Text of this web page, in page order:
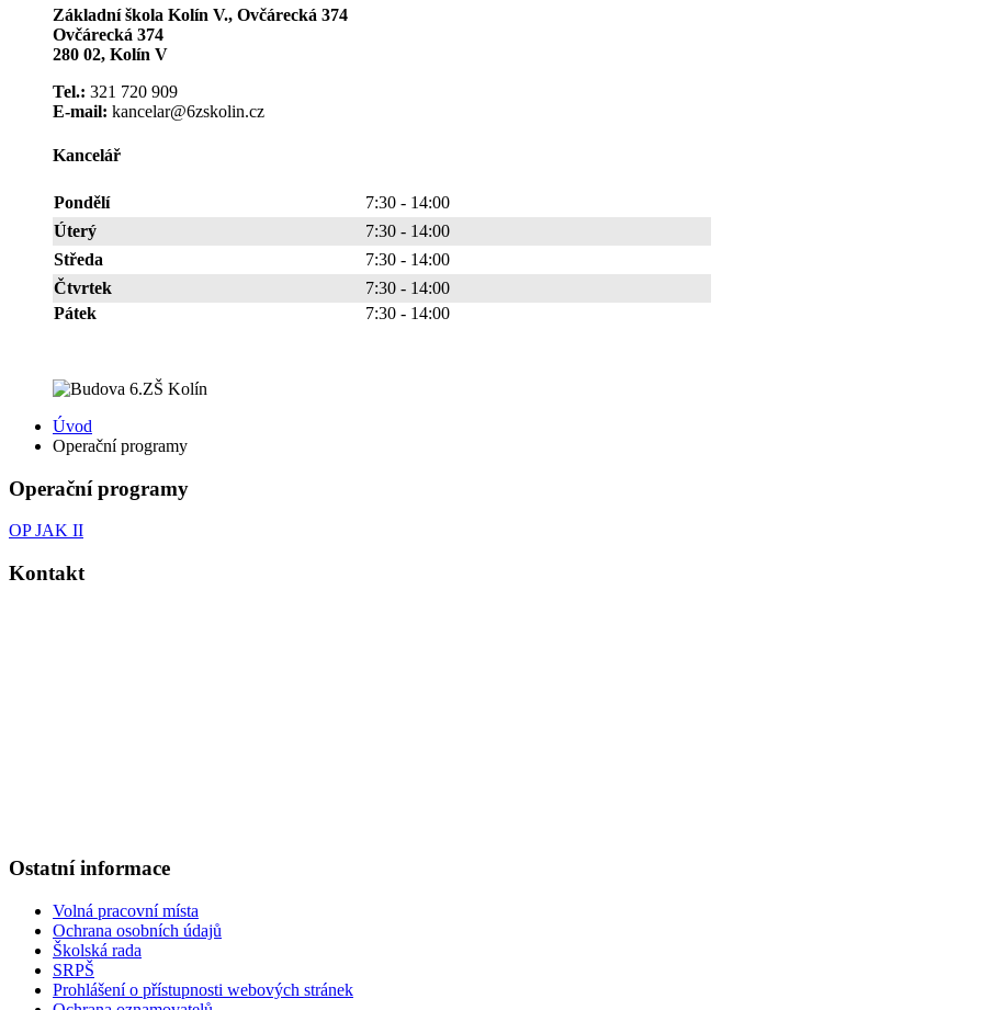
Základní škola Kolín V., Ovčárecká 374
Ovčárecká 374
280 02, Kolín V
Tel.: 321 720 909
E-mail: kancelar@6zskolin.cz
Kancelář
Pondělí
7:30 - 14:00
Úterý
7:30 - 14:00
Středa
7:30 - 14:00
Čtvrtek
7:30 - 14:00
Pátek
7:30 - 14:00
Úvod
Operační programy
Operační programy
OP JAK II
Kontakt
Ostatní informace
Volná pracovní místa
Ochrana osobních údajů
Školská rada
SRPŠ
Prohlášení o přístupnosti webových stránek